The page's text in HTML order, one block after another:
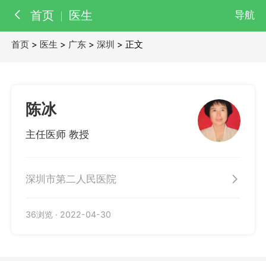
首页 医生 导航
医生
首页 > 医生 > 广东 >深圳 > 正文
陈冰
主任医师 教授
深圳市第二人民医院
36浏览 · 2022-04-30